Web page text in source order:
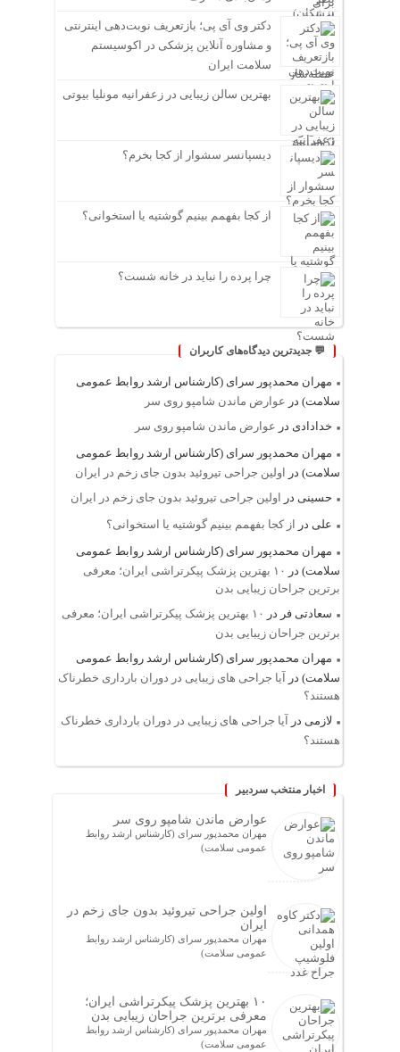
دکتر وی آی پی؛ بازتعریف نوبت‌دهی اینترنتی
و مشاوره آنلاین پزشکی در اکوسیستم
سلامت ایران
بهترین سالن زیبایی در زعفرانیه مونلیا بیوتی
دیسپانسر سشوار از کجا بخرم؟
از کجا بفهمم بینیم گوشتیه یا استخوانی؟
چرا پرده را نباید در خانه شست؟
💬 جدیدترین دیدگاه‌های کاربران
مهران محمدپور سرای (کارشناس ارشد روابط عمومی
سلامت) در عوارض ماندن شامپو روی سر
خدادادی در عوارض ماندن شامپو روی سر
مهران محمدپور سرای (کارشناس ارشد روابط عمومی
سلامت) در
اولین جراحی تیروئید بدون جای زخم در ایران
حسینی در
اولین جراحی تیروئید بدون جای زخم در ایران
علی در
از کجا بفهمم بینیم گوشتیه یا استخوانی؟
مهران محمدپور سرای (کارشناس ارشد روابط عمومی
سلامت) در
۱۰ بهترین پزشک پیکرتراشی ایران؛ معرفی
برترین جراحان زیبایی بدن
سعادتی فر در
۱۰ بهترین پزشک پیکرتراشی ایران؛ معرفی
برترین جراحان زیبایی بدن
مهران محمدپور سرای (کارشناس ارشد روابط عمومی
سلامت) در
آیا جراحی های زیبایی در دوران بارداری خطرناک
هستند؟
لازمی در
آیا جراحی های زیبایی در دوران بارداری خطرناک
هستند؟
اخبار منتخب سردبیر
عوارض ماندن شامپو روی سر
مهران محمدپور سرای (کارشناس ارشد روابط
عمومی سلامت)
اولین جراحی تیروئید بدون جای زخم در
ایران
مهران محمدپور سرای (کارشناس ارشد روابط
عمومی سلامت)
۱۰ بهترین پزشک پیکرتراشی ایران؛
معرفی برترین جراحان زیبایی بدن
مهران محمدپور سرای (کارشناس ارشد روابط
عمومی سلامت)